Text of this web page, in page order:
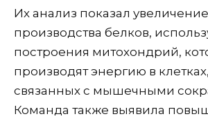
Их анализ показал увеличение
производства белков,
построения митохондрий,
производят энергию в
связанных с мышечными
Команда также выявила